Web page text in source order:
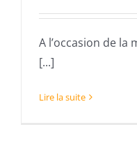
A l’occasion de la
[...]
Lire la suite